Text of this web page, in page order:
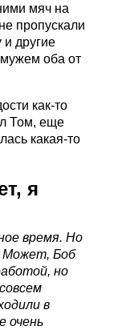
мяч на
пропускали
другие
оба от
как-то
Том, еще
какая-то
я
время. Но
Может, Боб
но
в
очень